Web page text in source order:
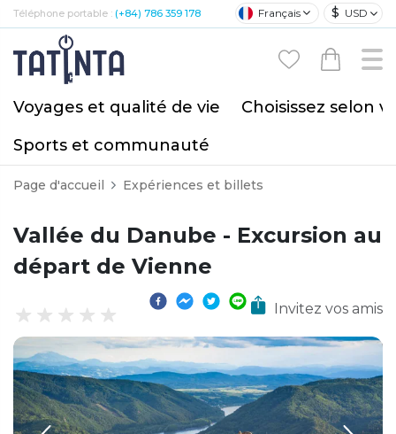
Téléphone portable : (+84) 786 359 178 Français $ USD
Voyages et qualité de vie
Choisissez selon
Sports et communauté
Page d'accueil Expériences et billets
Vallée du Danube - Excursion au
départ de Vienne
Invitez vos amis